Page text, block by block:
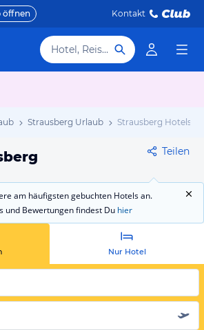
öffnen Kontakt
Hotel, Reiseziel
Strausberg Urlaub Strausberg Hotels
Teilen
am häufigsten gebuchten Hotels an.
und Bewertungen findest Du hier
Nur Hotel